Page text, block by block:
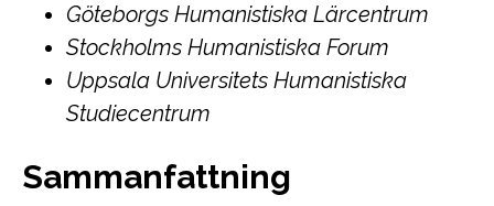
Göteborgs Humanistiska Lärcentrum
Stockholms Humanistiska Forum
Uppsala Universitets Humanistiska
Studiecentrum
Sammanfattning